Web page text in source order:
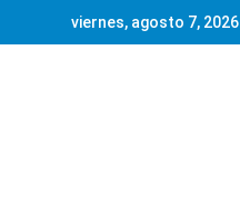
viernes, agosto 7, 2026